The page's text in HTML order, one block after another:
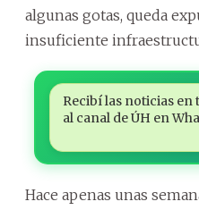
algunas gotas, queda
insuficiente
Recibí las noticias en
al canal de ÚH en
Hace apenas unas